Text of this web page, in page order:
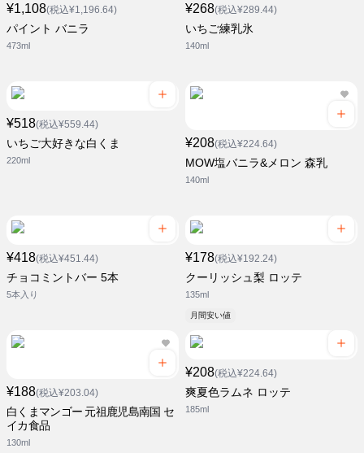
¥1,108(税込¥1,196.64)
パイント バニラ
473ml
¥268(税込¥289.44)
いちご練乳氷
140ml
¥518(税込¥559.44)
いちご大好きな白くま
220ml
¥208(税込¥224.64)
MOW塩バニラ&メロン 森乳
140ml
¥418(税込¥451.44)
チョコミントバー 5本
5本入り
¥178(税込¥192.24)
クーリッシュ梨 ロッテ
135ml
月間安い値
¥188(税込¥203.04)
白くまマンゴー 元祖鹿児島南国 セ
イカ食品
130ml
¥208(税込¥224.64)
爽夏色ラムネ ロッテ
185ml